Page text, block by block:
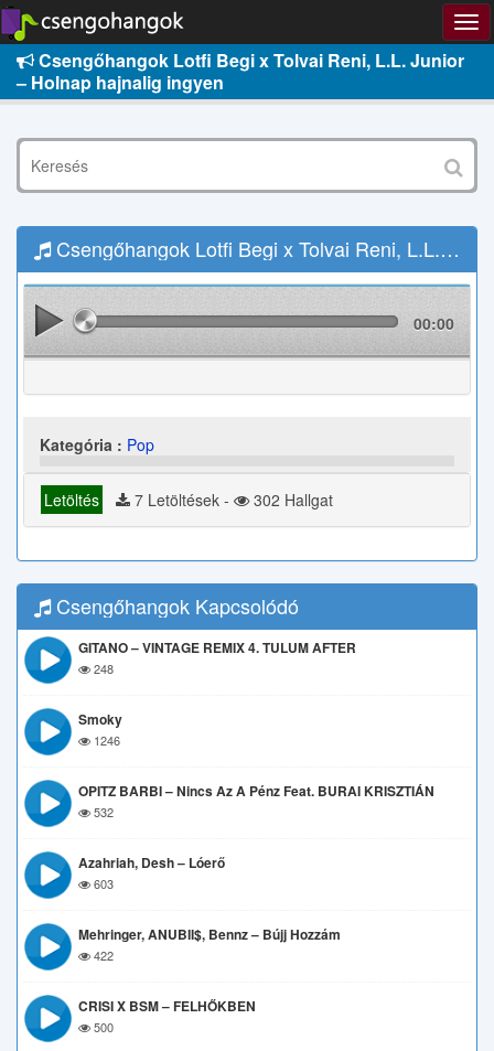
Csengőhangok Lotfi Begi x Tolvai Reni, L.L. Junior
– Holnap hajnalig ingyen
Csengőhangok Lotfi Begi x Tolvai Reni, L.L. Junior – Holnap hajnalig Letöltés
00:00
Kategória : Pop
Letöltés 7 Letöltések - 302 Hallgat
Csengőhangok Kapcsolódó
GITANO – VINTAGE REMIX 4. TULUM AFTER
248
Smoky
1246
OPITZ BARBI – Nincs Az A Pénz Feat. BURAI KRISZTIÁN
532
Azahriah, Desh – Lóerő
603
Mehringer, ANUBII$, Bennz – Bújj Hozzám
422
CRISI X BSM – FELHŐKBEN
500